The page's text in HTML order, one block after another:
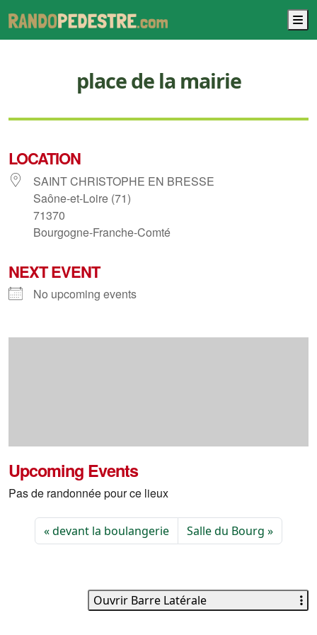
place de la mairie
LOCATION
SAINT CHRISTOPHE EN BRESSE
Saône-et-Loire (71)
71370
Bourgogne-Franche-Comté
NEXT EVENT
No upcoming events
Upcoming Events
Pas de randonnée pour ce lieux
devant la boulangerie Salle du Bourg
Ouvrir Barre Latérale